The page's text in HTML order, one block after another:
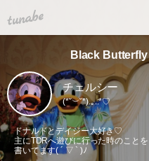
tuna.be
Black Butterfly
チェルシー
(*˘︶˘*).
ドナルドとデイジー大好き♡
主にTDRへ遊びに行った時のことを
書いてます( ´ ▽ ` )ﾉ